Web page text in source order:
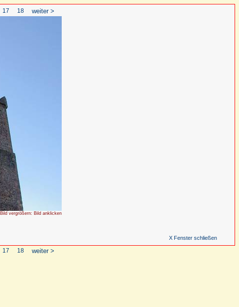
17 18 weiter >
Bild vergrößern: Bild anklicken
X Fenster schließen
17 18 weiter >